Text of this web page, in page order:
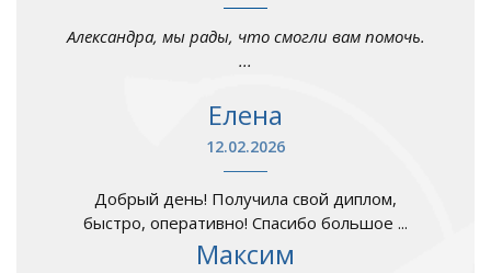
Александра, мы рады, что смогли вам помочь.
...
Елена
12.02.2026
Добрый день! Получила свой диплом,
быстро, оперативно! Спасибо большое ...
Максим